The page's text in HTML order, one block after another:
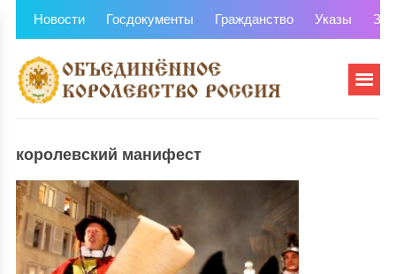
Новости Госдокументы Гражданство Указы
королевский манифест